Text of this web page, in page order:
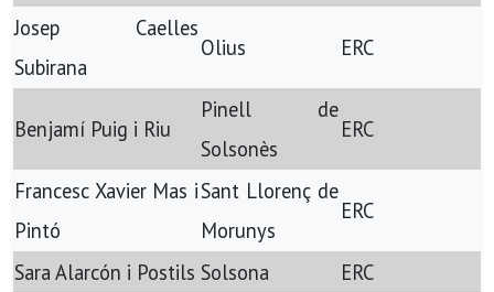
Josep Caelles
Subirana
Olius ERC
Benjamí Puig i Riu
Pinell de
Solsonès
ERC
Francesc Xavier Mas i
Pintó
Sant Llorenç de
Morunys
ERC
Sara Alarcón i Postils Solsona
ERC